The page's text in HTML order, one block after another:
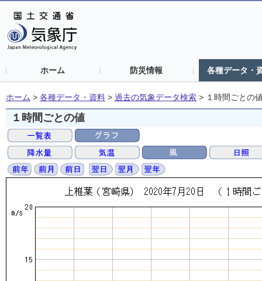
ホーム 防災情報 各種データ・
ホーム > 各種データ・資料 > 過去の気象データ検索 > １時間ごとの
１時間ごとの値